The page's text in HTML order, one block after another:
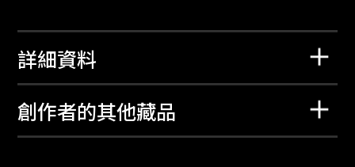
詳細資料
創作者的其他藏品